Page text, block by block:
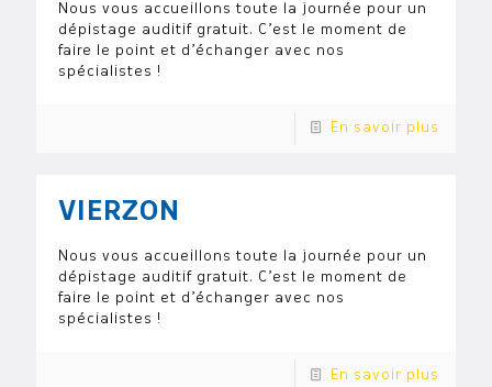
Nous vous accueillons toute la journée pour un
dépistage auditif gratuit. C’est le moment de
faire le point et d’échanger avec nos
spécialistes !
En savoir plus
VIERZON
Nous vous accueillons toute la journée pour un
dépistage auditif gratuit. C’est le moment de
faire le point et d’échanger avec nos
spécialistes !
En savoir plus